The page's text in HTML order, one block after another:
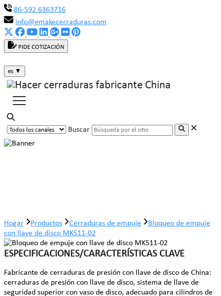
86-592 6363716
info@emakecerraduras.com
PIDE COTIZACIÓN
es ▼
Buscar
Hogar Productos Cerraduras de empuje
Bloqueo de empuje
con llave de disco MK511-02
ESPECIFICACIONES/CARACTERÍSTICAS CLAVE
Fabricante de cerraduras de presión con llave de disco de China:
cerraduras de presión con llave de disco, sistema de llave de
seguridad superior con vaso de disco, adecuado para cilindros de